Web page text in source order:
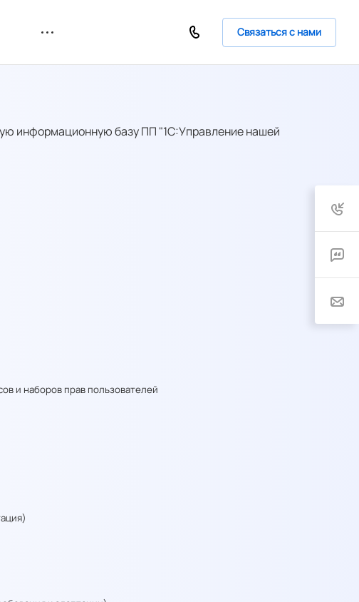
Связаться с нами
информационную базу ПП "1С:Управление нашей
и наборов прав пользователей